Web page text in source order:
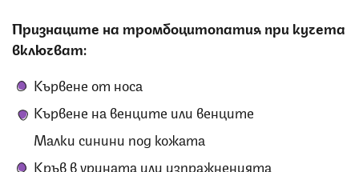
Признаците на тромбоцитопатия при кучета
включват:
Кървене от носа
Кървене на венците или венците
Малки синини под кожата
Кръв в урината или изпражненията